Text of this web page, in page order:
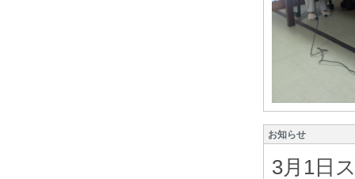
お知らせ
3月1日